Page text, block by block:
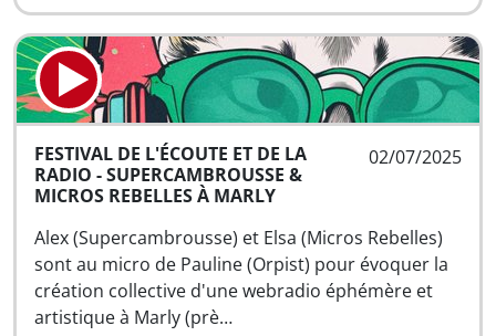
02/07/2025
FESTIVAL DE L'ÉCOUTE ET DE LA
RADIO - SUPERCAMBROUSSE &
MICROS REBELLES À MARLY
Alex (Supercambrousse) et Elsa (Micros Rebelles)
sont au micro de Pauline (Orpist) pour évoquer la
création collective d'une webradio éphémère et
artistique à Marly (prè…